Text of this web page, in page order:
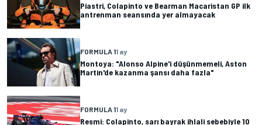
Piastri, Colapinto ve Bearman Macaristan GP ilk
antrenman seansında yer almayacak
FORMULA 11 ay
Montoya: "Alonso Alpine'i düşünmemeli, Aston
Martin'de kazanma şansı daha fazla"
FORMULA 11 ay
Resmi: Colapinto, sarı bayrak ihlali sebebiyle 10